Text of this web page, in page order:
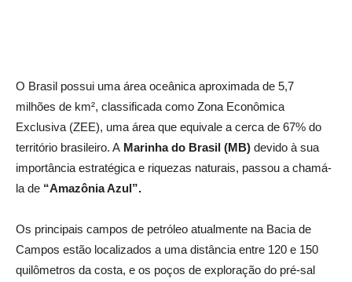
O Brasil possui uma área oceânica aproximada de 5,7
milhões de km², classificada como Zona Econômica
Exclusiva (ZEE), uma área que equivale a cerca de 67% do
território brasileiro. A Marinha do Brasil (MB) devido à sua
importância estratégica e riquezas naturais, passou a chamá-
la de “Amazônia Azul”.
Os principais campos de petróleo atualmente na Bacia de
Campos estão localizados a uma distância entre 120 e 150
quilômetros da costa, e os poços de exploração do pré-sal